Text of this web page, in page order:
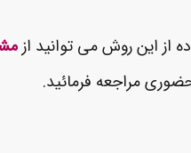
از این روش می توانید از
مراجعه فرمائید.